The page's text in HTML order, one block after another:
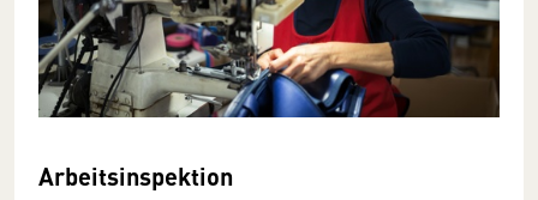
Arbeitsinspektion